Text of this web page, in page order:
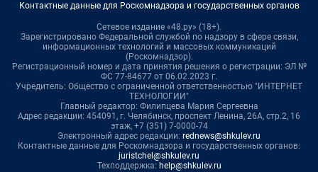
Контактные данные для Роскомнадзора и государственных органов
Сетевое издание «48.ру» (18+).
Зарегистрировано Федеральной службой по надзору в сфере связи,
информационных технологий и массовых коммуникаций
(Роскомнадзор).
Регистрационный номер и дата принятия решения о регистрации: ЭЛ №
ФС 77-84677 от 06.02.2023 г.
Учредитель: Общество с ограниченной ответственностью "ИНТЕРНЕТ
ТЕХНОЛОГИИ"
Главный редактор: Филипцева Мария Сергеевна
Адрес редакции: 454091, г. Челябинск, проспект Ленина, 26А, стр.2, 16
этаж, +7 (351) 7-0000-74
Электронный адрес редакции: rednews@shkulev.ru
Контактные данные для Роскомнадзора и государственных органов:
juristchel@shkulev.ru
Техподдержка: help@shkulev.ru